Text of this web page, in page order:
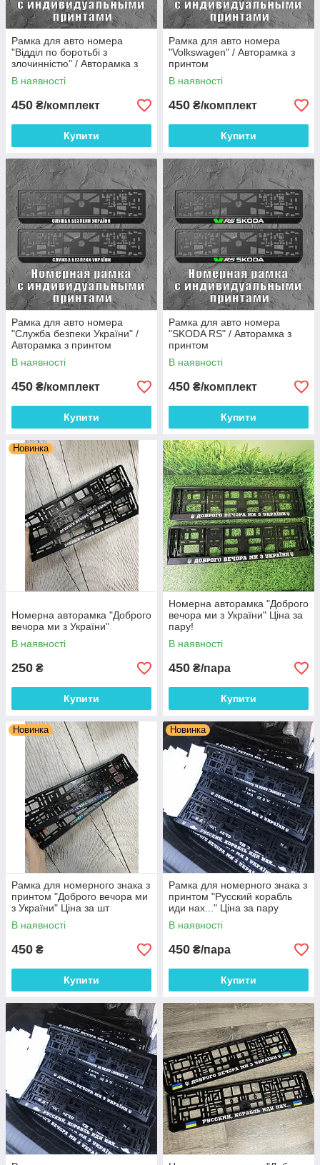
Рамка для авто номера
"Відділ по боротьбі з
злочинністю" / Авторамка з
принтом
В наявності
450 ₴/комплект
Купити
Рамка для авто номера
"Volkswagen" / Авторамка з
принтом
В наявності
450 ₴/комплект
Купити
Рамка для авто номера
"Служба безпеки України" /
Авторамка з принтом
В наявності
450 ₴/комплект
Купити
Рамка для авто номера
"SKODA RS" / Авторамка з
принтом
В наявності
450 ₴/комплект
Купити
Новинка
Номерна авторамка "Доброго
вечора ми з України"
В наявності
250 ₴
Купити
Номерна авторамка "Доброго
вечора ми з України" Ціна за
пару!
В наявності
450 ₴/пара
Купити
Новинка
Рамка для номерного знака з
принтом "Доброго вечора ми
з України" Ціна за шт
Голографік
В наявності
450 ₴
Купити
Новинка
Рамка для номерного знака з
принтом "Русский корабль
иди нах..." Ціна за пару
В наявності
450 ₴/пара
Купити